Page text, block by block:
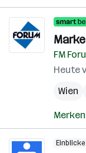
FM
Heute
Wien
Merken
Einblicke